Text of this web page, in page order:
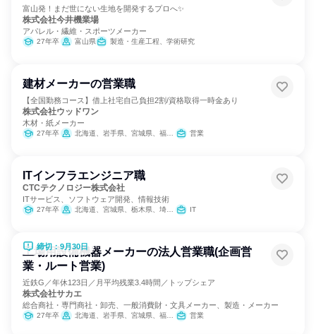
富山発！まだ世にない生地を開発するプロへ✨
株式会社今井機業場
アパレル・繊維・スポーツメーカー
27年卒 富山県 製造・生産工程、学術研究
建材メーカーの営業職
【全国勤務コース】借上社宅自己負担2割/資格取得一時金あり
株式会社ウッドワン
木材・紙メーカー
27年卒 北海道、岩手県、宮城県、福島県、茨城県、栃木県、群馬県、埼玉県、千葉県、東京都、神奈川県、新潟県、富山県、石川県、福井県、長野県、岐阜県、静岡県、愛知県、三重県、滋賀県、京都府、大阪府、兵庫県、鳥取県、岡山県、広島県、山口県、香川県、愛媛県、福岡県、長崎県、熊本県、大分県、宮崎県、鹿児島県、沖縄県 営業
ITインフラエンジニア職
CTCテクノロジー株式会社
ITサービス、ソフトウェア開発、情報技術
27年卒 北海道、宮城県、栃木県、埼玉県、千葉県、東京都、神奈川県、富山県、長野県、静岡県、愛知県、京都府、大阪府、兵庫県、岡山県、広島県、香川県、福岡県、熊本県、大分県、宮崎県、鹿児島県、沖縄県 IT
締切：9月30日
工場用設備機器メーカーの法人営業職(企画営
業・ルート営業)
近鉄G／年休123日／月平均残業3.4時間／トップシェア
株式会社サカエ
総合商社・専門商社・卸売、一般消費財・文具メーカー、製造・メーカー
27年卒 北海道、岩手県、宮城県、福島県、茨城県、栃木県、群馬県、埼玉県、千葉県、東京都、神奈川県、新潟県、富山県、長野県、静岡県、愛知県、滋賀県、京都府、大阪府、兵庫県、岡山県、広島県、香川県、福岡県、熊本県 営業